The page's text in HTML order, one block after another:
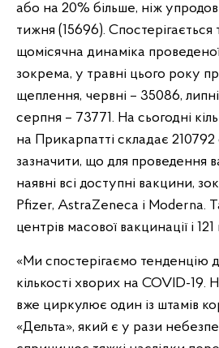
або на 20% більше, ніж
тижня (15696). Спостерігається
щомісячна динаміка
зокрема, у травні цього року
щеплення, червні – 35086, липні
серпня – 73771. На сьогодні
на Прикарпатті складає
зазначити, що для проведення
наявні всі доступні вакцини,
Pfizer, AstraZeneca і Moderna.
центрів масової вакцинації і
«Ми спостерігаємо тенденцію
кількості хворих на COVID-19.
вже циркулює один із штамів
«Дельта», який є у рази